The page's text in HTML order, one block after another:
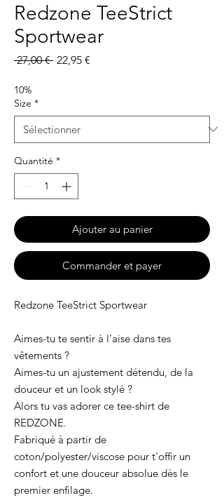
Redzone TeeStrict
Sportwear
27,00 € Prix
22,95 €
10%
Size *
Quantité *
Ajouter au panier
Commander et payer
Redzone TeeStrict Sportwear
Aimes-tu te sentir à l’aise dans tes
vêtements ?
Aimes-tu un ajustement détendu, de la
douceur et un look stylé ?
Alors tu vas adorer ce tee-shirt de
REDZONE.
Fabriqué à partir de
coton/polyester/viscose pour t'offir un
confort et une douceur absolue dès le
premier enfilage.